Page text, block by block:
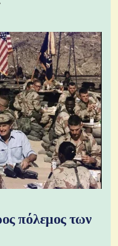
πόλεμος των